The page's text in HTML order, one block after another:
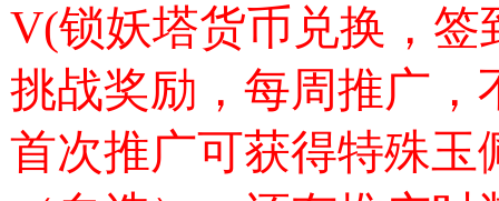
V(锁妖塔货币兑换，
挑战奖励，每周推广，
首次推广可获得特殊